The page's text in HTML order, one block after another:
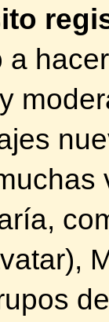
una
y
¡He